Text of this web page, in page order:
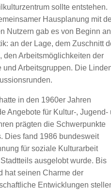
sollte entstehen.
Hausplanung mit
Nutzern gab es von Beginn an
an der Lage, dem Zuschnitt
den Arbeitsmöglichkeiten der
und Arbeitsgruppen. Die
in den 1960er Jahren
Angebote für Kultur-, Jugend-
prägten die Schwerpunkte
Dies fand 1986 bundesweit
für soziale Kulturarbeit
ausgelobt wurde. Bis
hat seinen Charme der
Entwicklungen